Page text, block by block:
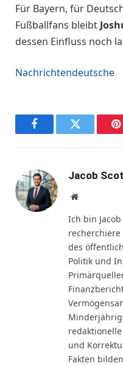
Für Bayern, für
Fußballfans bleibt
dessen Einfluss noch
Nachrichtendeutsche
FacebookTwitter
Jacob
Website
Ich bin
recherchiere
des
Politik und
und
Fakten